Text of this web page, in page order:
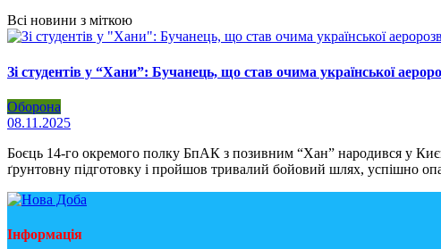
Всі новини з міткою
Зі студентів у “Хани”: Бучанець, що став очима української
Оборона
08.11.2025
Боєць 14-го окремого полку БпАК з позивним “Хан” народився у
ґрунтовну підготовку і пройшов тривалий бойовий шлях, успішно
Інформація